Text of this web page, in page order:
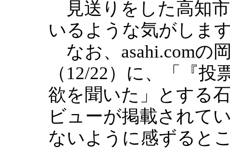
見送りをした高知
いるような気がしま
なお、asahi.comの
（12/22）に、「『
欲を聞いた」とする
ビューが掲載されて
ないように感ずると